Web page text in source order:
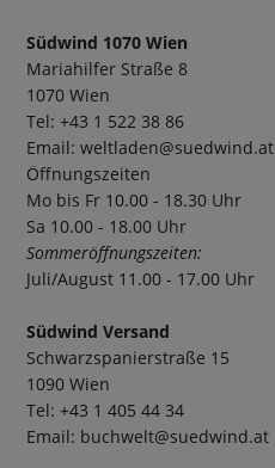
Südwind 1070 Wien
Mariahilfer Straße 8
1070 Wien
Tel: +43 1 522 38 86
Email:weltladen@suedwind.at
Öffnungszeiten
Mo bis Fr 10.00 - 18.30 Uhr
Sa 10.00 - 18.00 Uhr
Sommeröffnungszeiten:
Juli/August 11.00 - 17.00 Uhr
Südwind Versand
Schwarzspanierstraße 15
1090 Wien
Tel: +43 1 405 44 34
Email: buchwelt@suedwind.at